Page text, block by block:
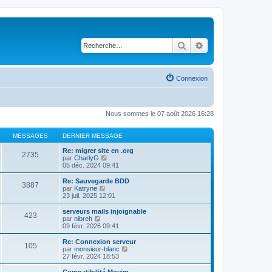
Rechercher
Connexion
Nous sommes le 07 août 2026 16:28
MESSAGES DERNIER MESSAGE
2735
Re: migrer site en .org
par CharlyG
o
i
r
e
e
r
n
i
r
m
e
s
05 déc. 2024 09:41
3887
Re: Sauvegarde BDD
par Katryne
o
i
r
e
r
n
i
23 juil. 2025 12:01
423
serveurs mails injoignable
par nibreh
o
i
r
l
e
e
09 févr. 2026 09:41
105
Re: Connexion serveur
par monsieur-blanc
i
27 févr. 2024 18:53